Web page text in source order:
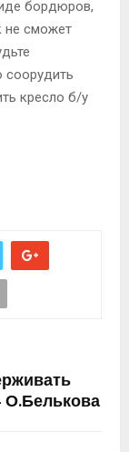
бордюров,
не сможет
соорудить
кресло б/у
О.Белькова